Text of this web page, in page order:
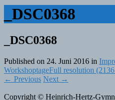
_DSC0368
_DSC0368
Published on 24. Juni 2016 in
WorkshoptageFull resolution
← Previous Next →
Copyright © Heinrich-Hertz-